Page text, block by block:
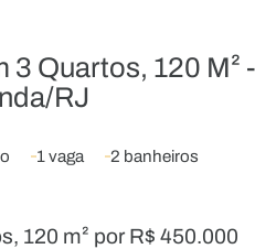
Quartos, 120 M²
RJ
1 vaga 2 banheiros
120 m² por R$ 450.000